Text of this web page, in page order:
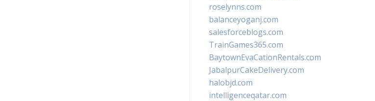
roselynns.com
balanceyoganj.com
salesforceblogs.com
TrainGames365.com
BaytownEvaCationRentals.com
JabalpurCakeDelivery.com
halobjd.com
intelligenceqatar.com